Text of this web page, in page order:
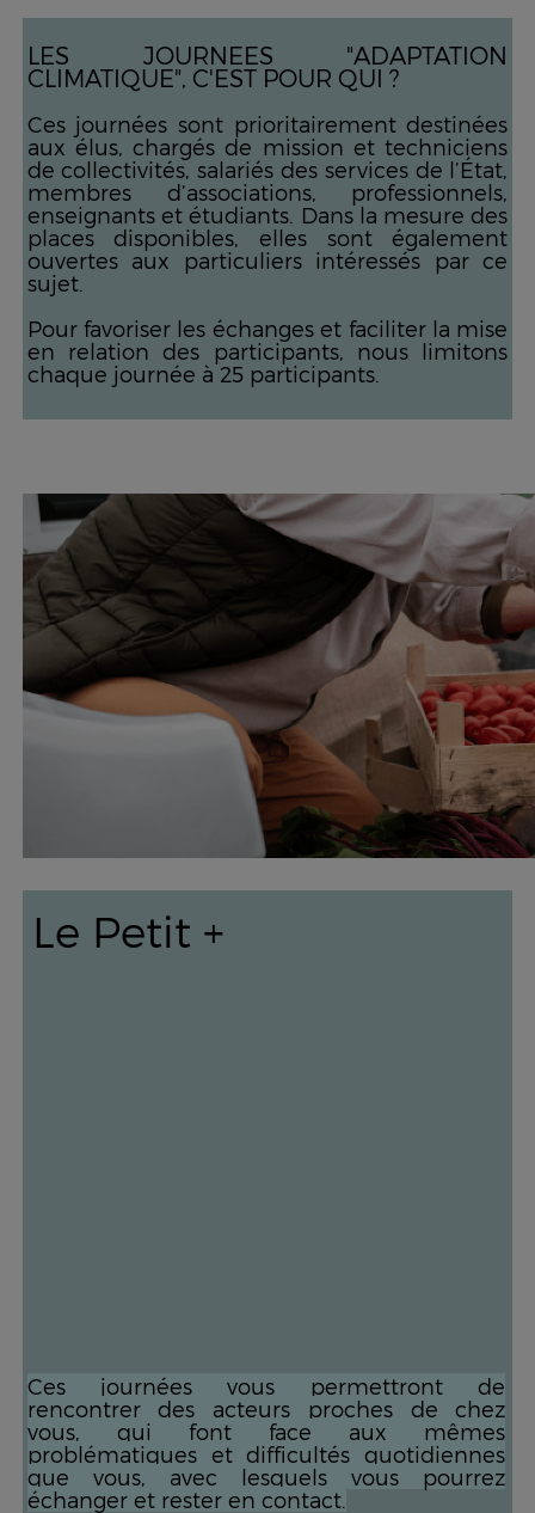
LES JOURNEES "ADAPTATION
CLIMATIQUE", C'EST POUR QUI ?
Ces journées sont prioritairement destinées
aux élus, chargés de mission et techniciens
de collectivités, salariés des services de l’État,
membres d’associations, professionnels,
enseignants et étudiants. Dans la mesure des
places disponibles, elles sont également
ouvertes aux particuliers intéressés par ce
sujet.
Pour favoriser les échanges et faciliter la mise
en relation des participants, nous limitons
chaque journée à 25 participants.
Le Petit +
Ces journées vous permettront de
rencontrer des acteurs proches de chez
vous, qui font face aux mêmes
problématiques et difficultés quotidiennes
que vous, avec lesquels vous pourrez
échanger et rester en contact.